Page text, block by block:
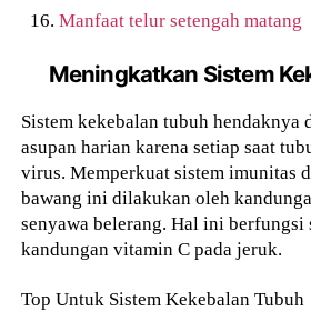
Manfaat telur setengah matang
Meningkatkan Sistem
Sistem kekebalan tubuh hendaknya
asupan harian karena setiap saat
virus. Memperkuat sistem imunitas
bawang ini dilakukan oleh
senyawa belerang. Hal ini berfungsi
kandungan vitamin C pada jeruk.
Top Untuk Sistem Kekebalan Tubuh